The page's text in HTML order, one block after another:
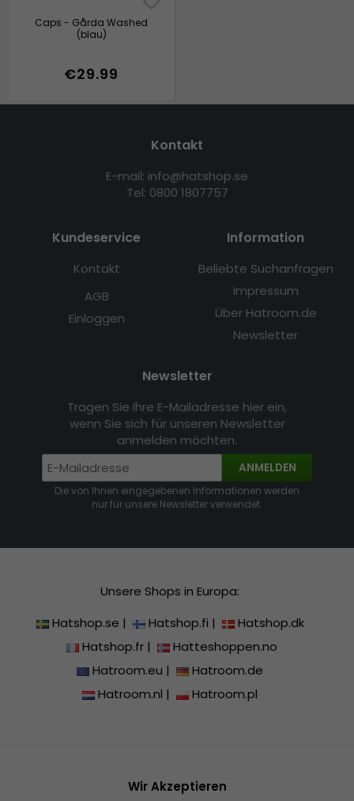
Caps - Gårda Washed
(blau)
€29.99
Kontakt
E-mail: info@hatshop.se
Tel: 0800 1807757
Kundeservice
Kontakt
AGB
Einloggen
Information
Beliebte Suchanfragen
Impressum
Über Hatroom.de
Newsletter
Newsletter
Tragen Sie Ihre E-Mailadresse hier ein,
wenn Sie sich für unseren Newsletter
anmelden möchten.
ANMELDEN
Die von Ihnen eingegebenen Informationen werden
nur für unsere Newsletter verwendet.
Unsere Shops in Europa:
Hatshop.se | Hatshop.fi |
Hatshop.dk
Hatshop.fr|
Hatteshoppen.no
Hatroom.eu |
Hatroom.de
Hatroom.nl | Hatroom.pl
Wir Akzeptieren